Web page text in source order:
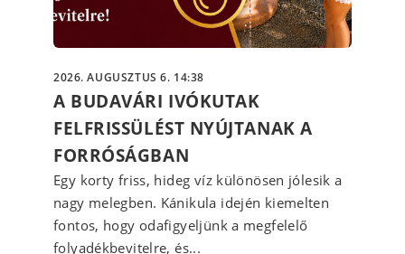
2026. AUGUSZTUS 6. 14:38
A BUDAVÁRI IVÓKUTAK
FELFRISSÜLÉST NYÚJTANAK A
FORRÓSÁGBAN
Egy korty friss, hideg víz különösen jólesik a
nagy melegben. Kánikula idején kiemelten
fontos, hogy odafigyeljünk a megfelelő
folyadékbevitelre, és...